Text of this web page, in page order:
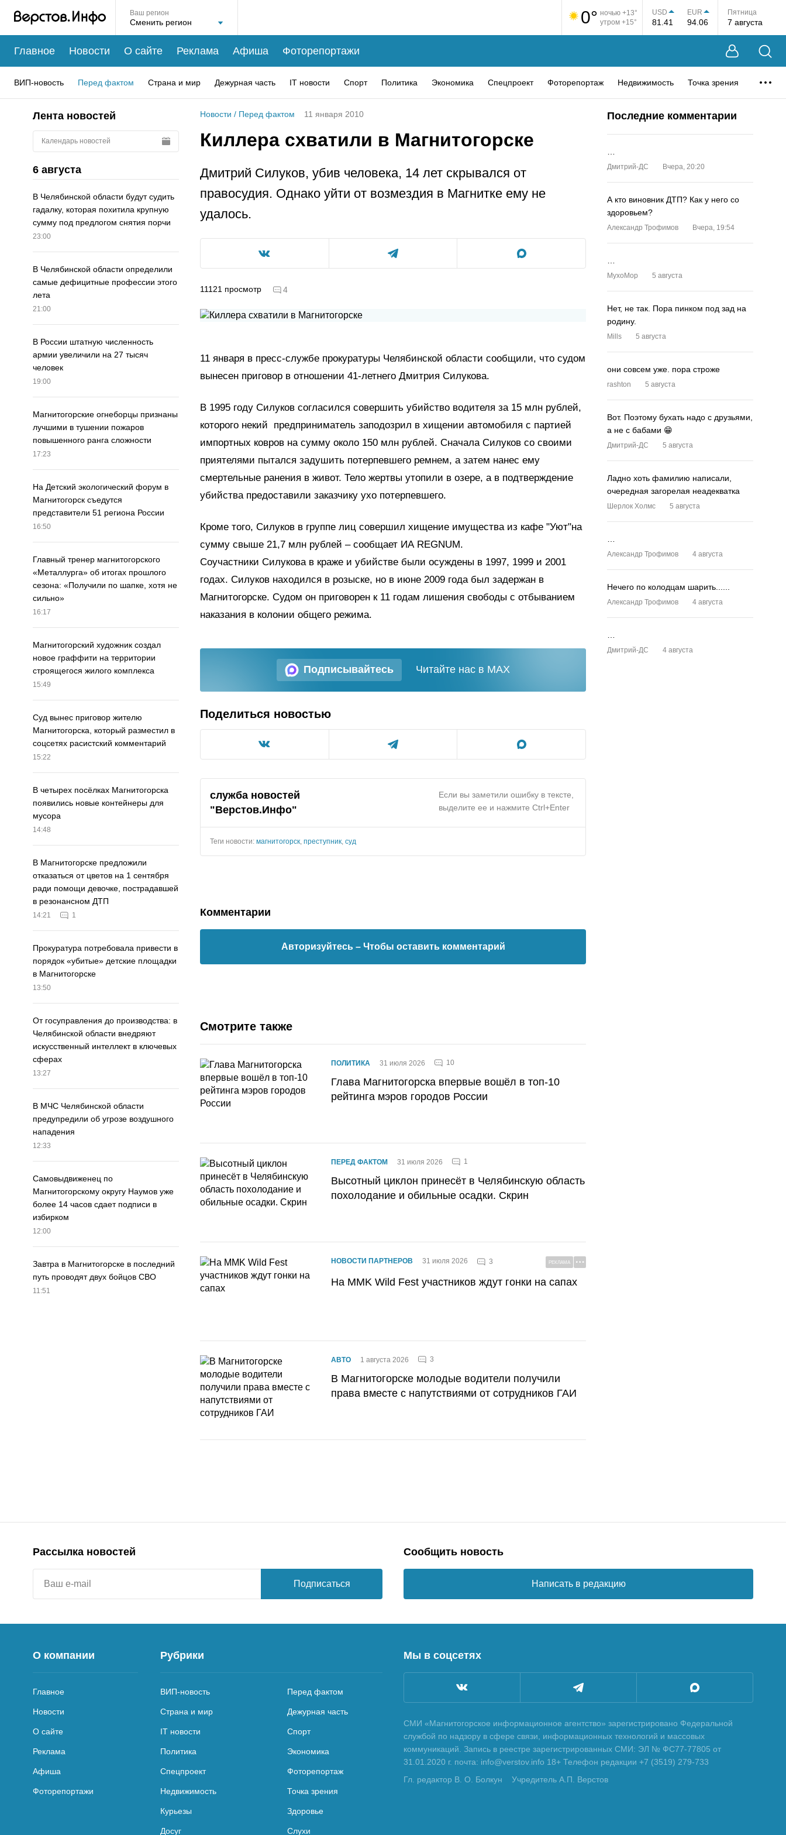
Ваш регион 0° ночью +13°
утром +15°
USD
81.41
EUR
94.06
Пятница
7 августа
Главное Новости О сайте Реклама Афиша Фоторепортажи
ВИП-новость Перед фактом Страна и мир Дежурная часть IT новости Спорт Политика Экономика Спецпроект Фоторепортаж Недвижимость Точка зрения
Лента новостей
Календарь новостей
6 августа
В Челябинской области будут судить
гадалку, которая похитила крупную
сумму под предлогом снятия порчи
23:00
В Челябинской области определили
самые дефицитные профессии этого
лета
21:00
В России штатную численность
армии увеличили на 27 тысяч
человек
19:00
Магнитогорские огнеборцы признаны
лучшими в тушении пожаров
повышенного ранга сложности
17:23
На Детский экологический форум в
Магнитогорск съедутся
представители 51 региона России
16:50
Главный тренер магнитогорского
«Металлурга» об итогах прошлого
сезона: «Получили по шапке, хотя не
сильно»
16:17
Магнитогорский художник создал
новое граффити на территории
строящегося жилого комплекса
15:49
Суд вынес приговор жителю
Магнитогорска, который разместил в
соцсетях расистский комментарий
15:22
В четырех посёлках Магнитогорска
появились новые контейнеры для
мусора
14:48
В Магнитогорске предложили
отказаться от цветов на 1 сентября
ради помощи девочке, пострадавшей
в резонансном ДТП
14:21 1
Прокуратура потребовала привести в
порядок «убитые» детские площадки
в Магнитогорске
13:50
От госуправления до производства: в
Челябинской области внедряют
искусственный интеллект в ключевых
сферах
13:27
В МЧС Челябинской области
предупредили об угрозе воздушного
нападения
12:33
Самовыдвиженец по
Магнитогорскому округу Наумов уже
более 14 часов сдает подписи в
избирком
12:00
Завтра в Магнитогорске в последний
путь проводят двух бойцов СВО
11:51
Новости / Перед фактом 11 января 2010
Киллера схватили в Магнитогорске
Дмитрий Силуков, убив человека, 14 лет скрывался от
правосудия. Однако уйти от возмездия в Магнитке ему не
удалось.
11121 просмотр 4
11 января в пресс-службе прокуратуры Челябинской области сообщили, что судом
вынесен приговор в отношении 41-летнего Дмитрия Силукова.
В 1995 году Силуков согласился совершить убийство водителя за 15 млн рублей,
которого некий предприниматель заподозрил в хищении автомобиля с партией
импортных ковров на сумму около 150 млн рублей. Сначала Силуков со своими
приятелями пытался задушить потерпевшего ремнем, а затем нанес ему
смертельные ранения в живот. Тело жертвы утопили в озере, а в подтверждение
убийства предоставили заказчику ухо потерпевшего.
Кроме того, Силуков в группе лиц совершил хищение имущества из кафе "Уют"на
сумму свыше 21,7 млн рублей – сообщает ИА REGNUM.
Соучастники Силукова в краже и убийстве были осуждены в 1997, 1999 и 2001
годах. Силуков находился в розыске, но в июне 2009 года был задержан в
Магнитогорске. Судом он приговорен к 11 годам лишения свободы с отбыванием
наказания в колонии общего режима.
Подписывайтесь Читайте нас в MAX
Поделиться новостью
служба новостей
"Верстов.Инфо"
Если вы заметили ошибку в тексте,
выделите ее и нажмите Ctrl+Enter
Теги новости: магнитогорск преступник суд
Комментарии
Авторизуйтесь – Чтобы оставить комментарий
Смотрите также
ПОЛИТИКА 31 июля 2026 10
Глава Магнитогорска впервые вошёл в топ-10
рейтинга мэров городов России
ПЕРЕД ФАКТОМ 31 июля 2026 1
Высотный циклон принесёт в Челябинскую область
похолодание и обильные осадки. Скрин
НОВОСТИ ПАРТНЕРОВ 31 июля 2026 3 РЕКЛАМА
На MMK Wild Fest участников ждут гонки на сапах
АВТО 1 августа 2026 3
В Магнитогорске молодые водители получили
права вместе с напутствиями от сотрудников ГАИ
Последние комментарии
Дмитрий-ДС Вчера, 20:20
А кто виновник ДТП? Как у него со
здоровьем?
Александр Трофимов Вчера, 19:54
MyxoMop 5 августа
Нет, не так. Пора пинком под зад на
родину.
Mills 5 августа
они совсем уже. пора строже
rashton 5 августа
Вот. Поэтому бухать надо с друзьями,
а не с бабами 😁
Дмитрий-ДС 5 августа
Ладно хоть фамилию написали,
очередная загорелая неадекватка
Шерлок Холмс 5 августа
Александр Трофимов 4 августа
Нечего по колодцам шарить......
Александр Трофимов 4 августа
Дмитрий-ДС 4 августа
Рассылка новостей
Подписаться
Сообщить новость
Написать в редакцию
О компании
Главное
Новости
О сайте
Реклама
Афиша
Фоторепортажи
Рубрики
ВИП-новость Перед фактом
Страна и мир Дежурная часть
IT новости Спорт
Политика Экономика
Спецпроект Фоторепортаж
Недвижимость Точка зрения
Курьезы Здоровье
Досуг Слухи
Мы в соцсетях
СМИ «Магнитогорское информационное агентство» зарегистрировано Федеральной
службой по надзору в сфере связи, информационных технологий и массовых
коммуникаций. Запись в реестре зарегистрированных СМИ: ЭЛ № ФС77-77805 от
31.01.2020 г. почта: info@verstov.info 18+ Телефон редакции +7 (3519) 279-733
Гл. редактор В. О. Болкун
Учредитель А.П. Верстов